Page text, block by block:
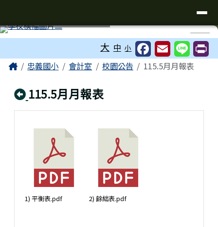
⏸
大 中 小
主內容區域
Home忠義國小 會計室 校園公告 115.5月月報表
回上頁
115.5月月報表
1) 平衡表.pdf 2) 餘絀表.pdf
頁尾區域